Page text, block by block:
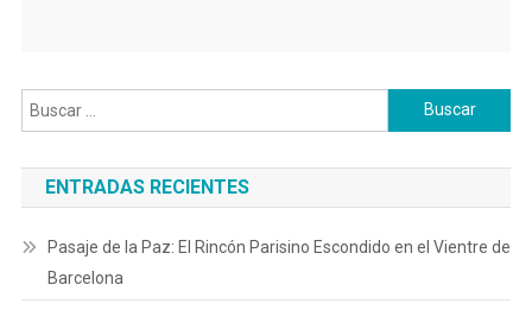
Buscar:
ENTRADAS RECIENTES
Pasaje de la Paz: El Rincón Parisino Escondido en el Vientre de
Barcelona